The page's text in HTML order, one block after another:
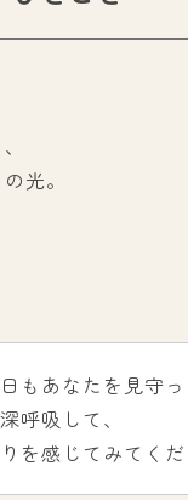
光。
もあなたを見守っ
呼吸して、
を感じてみてくだ